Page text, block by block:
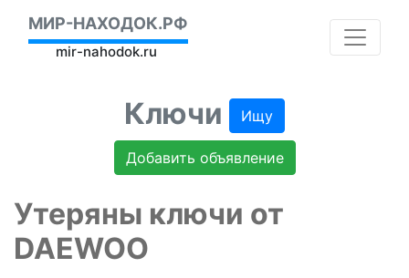
МИР-НАХОДОК.РФ
mir-nahodok.ru
Ключи Ищу
Добавить объявление
Утеряны ключи от
DAEWOO